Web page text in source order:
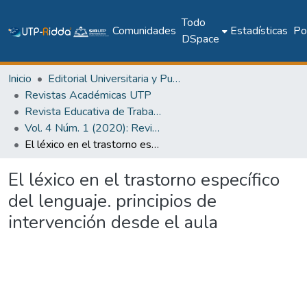
Comunidades
Todo
DSpace
Estadísticas
Inicio
Editorial Universitaria y Publicaciones Seriadas
Revistas Académicas UTP
Revista Educativa de Trabajos Orientados al Siglo XXI (RETOS XXI)
Vol. 4 Núm. 1 (2020): Revista RETOS XXI - Discapacidad y Educación
El léxico en el trastorno específico del lenguaje. principios de intervención desde el aula
El léxico en el trastorno específico
del lenguaje. principios de
intervención desde el aula